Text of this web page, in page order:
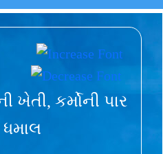
ખેતી, કર્મોની પાર